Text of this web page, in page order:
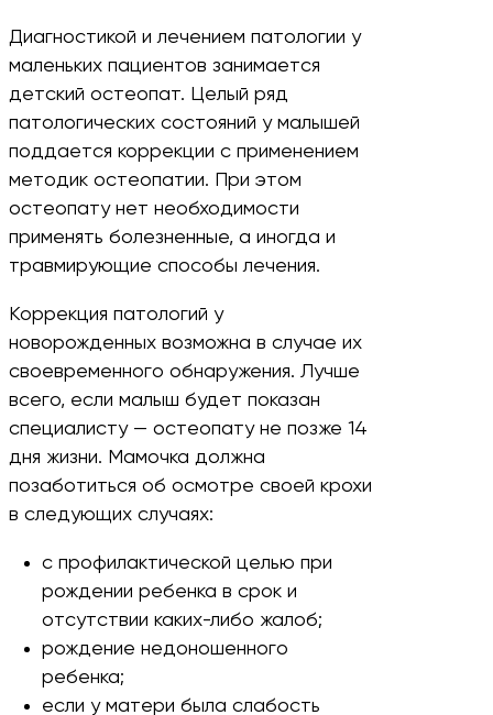
Диагностикой и лечением патологии у
маленьких пациентов занимается
детский остеопат. Целый ряд
патологических состояний у малышей
поддается коррекции с применением
методик остеопатии. При этом
остеопату нет необходимости
применять болезненные, а иногда и
травмирующие способы лечения.
Коррекция патологий у
новорожденных возможна в случае их
своевременного обнаружения. Лучше
всего, если малыш будет показан
специалисту — остеопату не позже 14
дня жизни. Мамочка должна
позаботиться об осмотре своей крохи
в следующих случаях:
с профилактической целью при
рождении ребенка в срок и
отсутствии каких-либо жалоб;
рождение недоношенного
ребенка;
если у матери была слабость